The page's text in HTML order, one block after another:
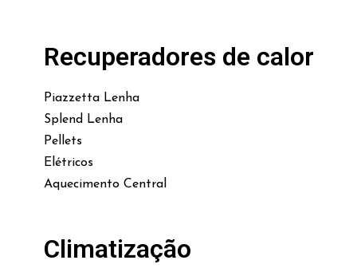
Recuperadores de calor
Piazzetta Lenha
Splend Lenha
Pellets
Elétricos
Aquecimento Central
Climatização